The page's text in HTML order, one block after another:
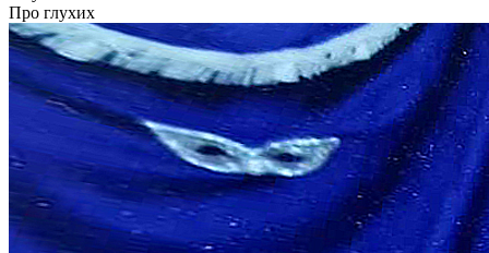
Кадрові зміни
Працевлаштування
Про глухих
Постаті в УТОГ
Все про УТОГ: ваші права, послуги та підтримка:
Важлива інформація
Благодійні справи
Історія глухих
Коронавірус
Брифінги
Корисні інформаційні матеріали від Т. Ломакіної
Офіційна інформація
Про глухих